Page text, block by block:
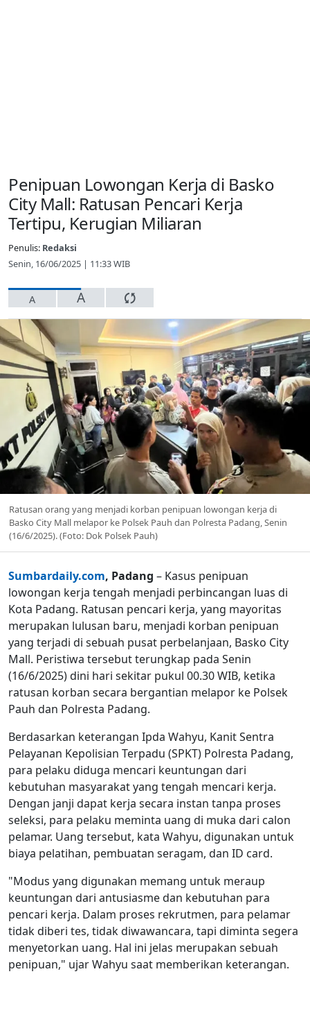
Penipuan Lowongan Kerja di Basko
City Mall: Ratusan Pencari Kerja
Tertipu, Kerugian Miliaran
Penulis: Redaksi
Senin, 16/06/2025 | 11:33 WIB
A A
Ratusan orang yang menjadi korban penipuan lowongan kerja di
Basko City Mall melapor ke Polsek Pauh dan Polresta Padang, Senin
(16/6/2025). (Foto: Dok Polsek Pauh)
Sumbardaily.com, Padang – Kasus penipuan
lowongan kerja tengah menjadi perbincangan luas di
Kota Padang. Ratusan pencari kerja, yang mayoritas
merupakan lulusan baru, menjadi korban penipuan
yang terjadi di sebuah pusat perbelanjaan, Basko City
Mall. Peristiwa tersebut terungkap pada Senin
(16/6/2025) dini hari sekitar pukul 00.30 WIB, ketika
ratusan korban secara bergantian melapor ke Polsek
Pauh dan Polresta Padang.
Berdasarkan keterangan Ipda Wahyu, Kanit Sentra
Pelayanan Kepolisian Terpadu (SPKT) Polresta Padang,
para pelaku diduga mencari keuntungan dari
kebutuhan masyarakat yang tengah mencari kerja.
Dengan janji dapat kerja secara instan tanpa proses
seleksi, para pelaku meminta uang di muka dari calon
pelamar. Uang tersebut, kata Wahyu, digunakan untuk
biaya pelatihan, pembuatan seragam, dan ID card.
"Modus yang digunakan memang untuk meraup
keuntungan dari antusiasme dan kebutuhan para
pencari kerja. Dalam proses rekrutmen, para pelamar
tidak diberi tes, tidak diwawancara, tapi diminta segera
menyetorkan uang. Hal ini jelas merupakan sebuah
penipuan," ujar Wahyu saat memberikan keterangan.